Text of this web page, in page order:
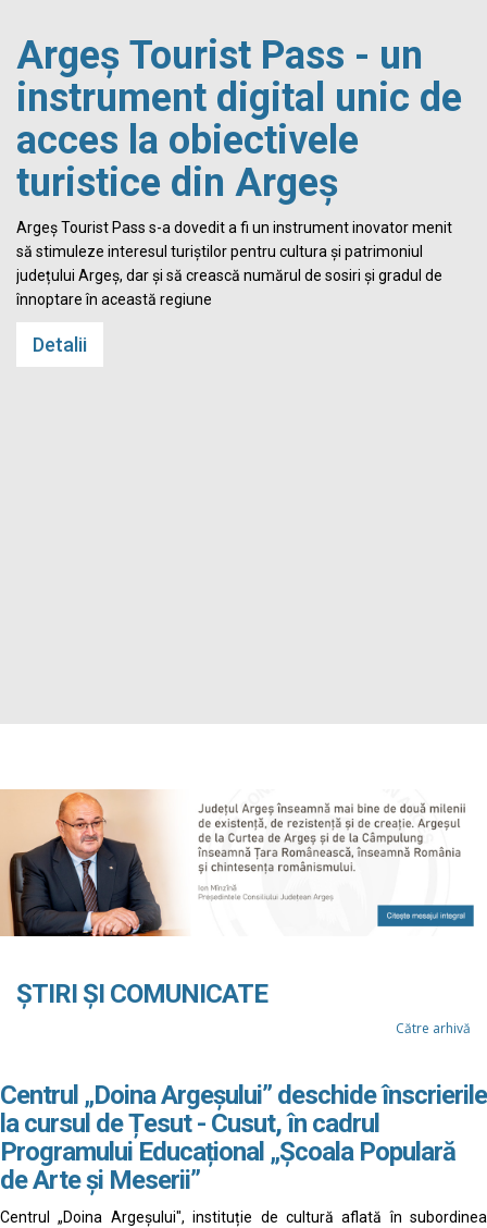
Argeș Tourist Pass - un
instrument digital unic de
acces la obiectivele
turistice din Argeș
Argeș Tourist Pass s-a dovedit a fi un instrument inovator menit
să stimuleze interesul turiștilor pentru cultura și patrimoniul
județului Argeș, dar și să crească numărul de sosiri și gradul de
înnoptare în această regiune
Detalii
ȘTIRI ȘI COMUNICATE
Către arhivă
Centrul „Doina Argeșului” deschide înscrierile
la cursul de Țesut - Cusut, în cadrul
Programului Educațional „Școala Populară
de Arte și Meserii”
Centrul „Doina Argeșului", instituție de cultură aflată în subordinea